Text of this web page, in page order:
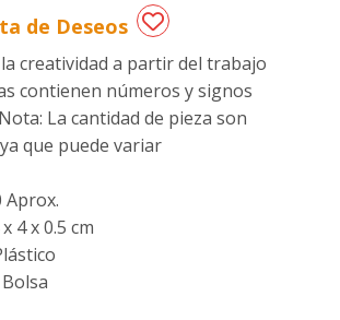
de Deseos
creatividad a partir del trabajo
contienen números y signos
La cantidad de pieza son
que puede variar
Aprox.
4 x 0.5 cm
Bolsa